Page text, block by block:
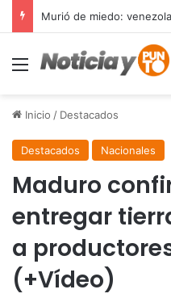
Menú
Inicio / Destacados
Destacados Nacionales
Maduro
entregar
a
(+Vídeo)